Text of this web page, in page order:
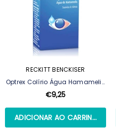
RECKITT BENCKISER
Optrex Colírio Água Hamamelis
10ml
€9,25
ADICIONAR AO CARRINHO